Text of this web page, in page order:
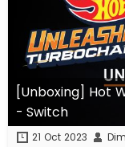
[Unboxing] Hot
- Switch
21 Oct 2023